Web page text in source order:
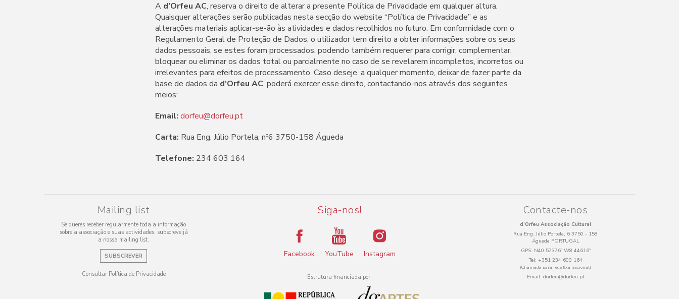
A d’Orfeu AC, reserva o direito de alterar a presente Política de Privacidade em qualquer altura.
Quaisquer alterações serão publicadas nesta secção do website “Política de Privacidade” e as
alterações materiais aplicar-se-ão às atividades e dados recolhidos no futuro. Em conformidade com o
Regulamento Geral de Proteção de Dados, o utilizador tem direito a obter informações sobre os seus
dados pessoais, se estes foram processados, podendo também requerer para corrigir, complementar,
bloquear ou eliminar os dados total ou parcialmente no caso de se revelarem incompletos, incorretos ou
irrelevantes para efeitos de processamento. Caso deseje, a qualquer momento, deixar de fazer parte da
base de dados da d’Orfeu AC, poderá exercer esse direito, contactando-nos através dos seguintes
meios:
Email: dorfeu@dorfeu.pt
Carta: Rua Eng. Júlio Portela, nº6 3750-158 Águeda
Telefone: 234 603 164
Mailing list
Se queres receber regularmente toda a informação
sobre a associação e suas actividades, subscreve já
a nossa mailing list.
SUBSCREVER
Consultar Política de Privacidade
Siga-nos!
Facebook YouTube Instagram
Estrutura financiada por:
Contacte-nos
d’Orfeu Associação Cultural
Rua Eng. Júlio Portela, 6 3750 - 158
Águeda PORTUGAL
GPS: N40.57376º W8.44616º
Tel: +351 234 603 164
(Chamada para rede fixa nacional)
Email: dorfeu@dorfeu.pt